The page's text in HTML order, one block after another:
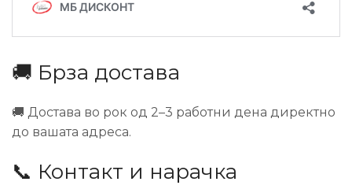
🚚 Брза достава
🚚 Достава во рок од 2–3 работни дена директно
до вашата адреса.
📞 Контакт и нарачка